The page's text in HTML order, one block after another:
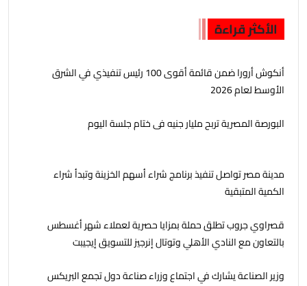
الأكثر قراءة
أنكوش أرورا ضمن قائمة أقوى 100 رئيس تنفيذي في الشرق
الأوسط لعام 2026
البورصة المصرية تربح مليار جنيه فى ختام جلسة اليوم
مدينة مصر تواصل تنفيذ برنامج شراء أسهم الخزينة وتبدأ شراء
الكمية المتبقية
قصراوي جروب تطلق حملة بمزايا حصرية لعملاء شهر أغسطس
بالتعاون مع النادي الأهلي وتوتال إنرجيز للتسويق إيجيبت
وزير الصناعة يشارك في اجتماع وزراء صناعة دول تجمع البريكس